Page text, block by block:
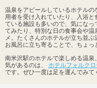
温泉をアピールしているホテル
用者を受け入れていたり、入浴
ている施設も多いので、気にな
てみたり、特別な日の食事会や
メ。たくさんのホテルが立ち並
お風呂に立ち寄ることで、ちょっ
南米沢駅のホテルで楽しめる温泉
気があるのは、 ホテルフォルク
です。ぜひ一度は足を運んでみて